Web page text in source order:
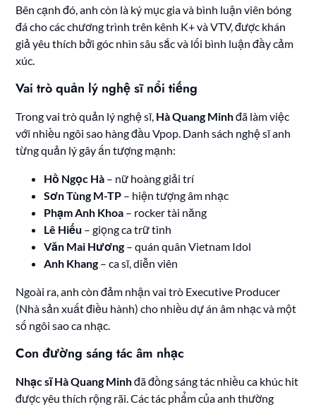
Bên cạnh đó, anh còn là ký mục gia và bình luận viên bóng
đá cho các chương trình trên kênh K+ và VTV, được khán
giả yêu thích bởi góc nhìn sâu sắc và lối bình luận đầy cảm
xúc.
Vai trò quản lý nghệ sĩ nổi tiếng
Trong vai trò quản lý nghệ sĩ, Hà Quang Minhđã làm việc
với nhiều ngôi sao hàng đầu Vpop. Danh sách nghệ sĩ anh
từng quản lý gây ấn tượng mạnh:
Hồ Ngọc Hà – nữ hoàng giải trí
Sơn Tùng M-TP – hiện tượng âm nhạc
Phạm Anh Khoa – rocker tài năng
Lê Hiếu – giọng ca trữ tình
Văn Mai Hương – quán quân Vietnam Idol
Anh Khang – ca sĩ, diễn viên
Ngoài ra, anh còn đảm nhận vai trò Executive Producer
(Nhà sản xuất điều hành) cho nhiều dự án âm nhạc và một
số ngôi sao ca nhạc.
Con đường sáng tác âm nhạc
Nhạc sĩ Hà Quang Minhđã đồng sáng tác nhiều ca khúc hit
được yêu thích rộng rãi. Các tác phẩm của anh thường